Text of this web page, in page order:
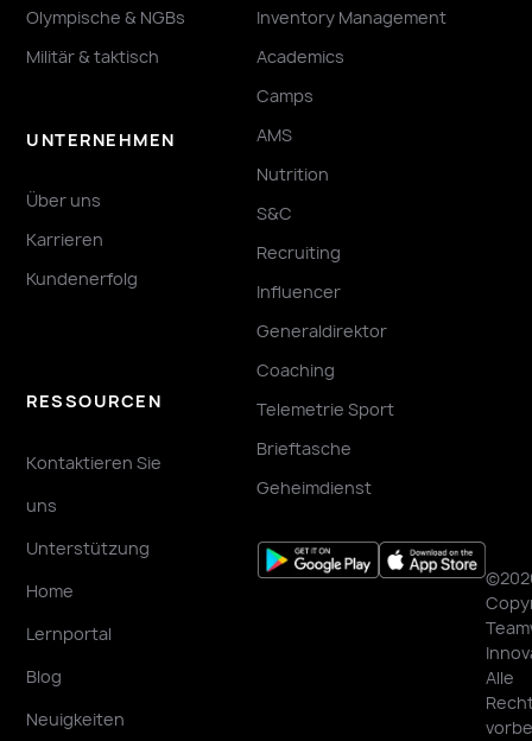
Olympische & NGBs
Militär & taktisch
UNTERNEHMEN
Über uns
Karrieren
Kundenerfolg
RESSOURCEN
Kontaktieren Sie
uns
Unterstützung
Home
Lernportal
Blog
Neuigkeiten
Inventory Management
Academics
Camps
AMS
Nutrition
S&C
Recruiting
Influencer
Generaldirektor
Coaching
Telemetrie Sport
Brieftasche
Geheimdienst
Alle